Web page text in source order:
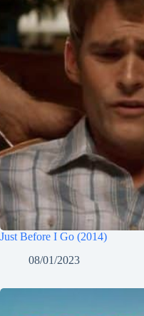
Just Before I Go (2014)
08/01/2023